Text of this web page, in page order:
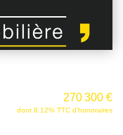
270 300 €
dont 8.12% TTC d'honoraires